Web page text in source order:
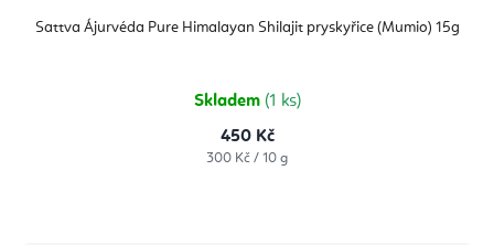
Sattva Ájurvéda Pure Himalayan Shilajit pryskyřice (Mumio) 15g
Skladem (1 ks)
450 Kč
Měrná
300 Kč / 10 g